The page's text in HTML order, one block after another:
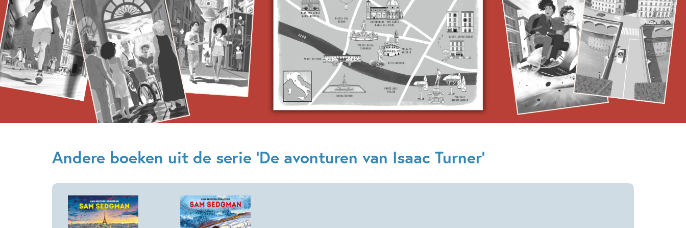
Uitgever:
Condor
Verschijningsdatum:
22-04-2026
Kenmerken van dit boek
12+ jaar 9 – 12 jaar Actie & avontuur
Detective & thrillers
Spanning
Sam Sedgman
Andere boeken uit de serie 'De avonturen van Isaac Turner'